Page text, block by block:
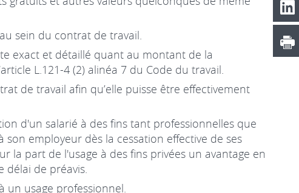
sein du contrat de travail.
exact et détaillé quant au montant de la
L.121-4 (2) alinéa 7 du Code du travail.
de travail afin qu’elle puisse être effectivement
d'un salarié à des fins tant professionnelles que
employeur dès la cessation effective de ses
la part de l'usage à des fins privées un avantage en
de préavis.
un usage professionnel.